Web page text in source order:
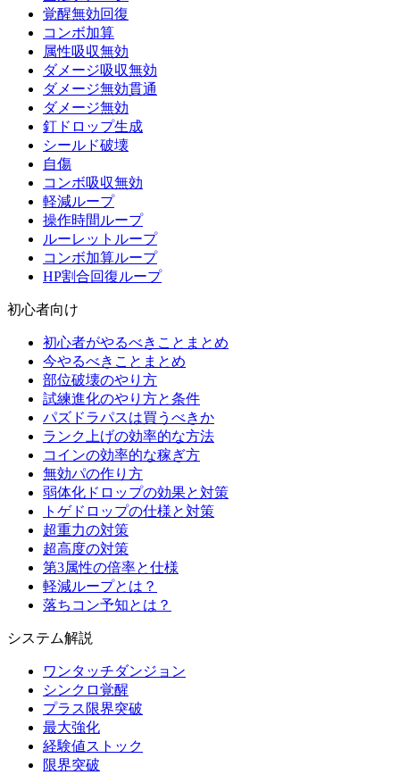
覚醒無効回復
コンボ加算
属性吸収無効
ダメージ吸収無効
ダメージ無効貫通
ダメージ無効
釘ドロップ生成
シールド破壊
自傷
コンボ吸収無効
軽減ループ
操作時間ループ
ルーレットループ
コンボ加算ループ
HP割合回復ループ
初心者向け
初心者がやるべきことまとめ
今やるべきことまとめ
部位破壊のやり方
試練進化のやり方と条件
パズドラパスは買うべきか
ランク上げの効率的な方法
コインの効率的な稼ぎ方
無効パの作り方
弱体化ドロップの効果と対策
トゲドロップの仕様と対策
超重力の対策
超高度の対策
第3属性の倍率と仕様
軽減ループとは？
落ちコン予知とは？
システム解説
ワンタッチダンジョン
シンクロ覚醒
プラス限界突破
最大強化
経験値ストック
限界突破